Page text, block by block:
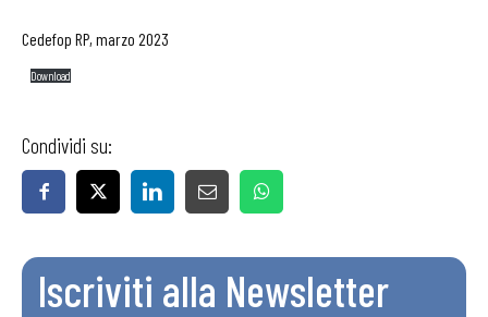
Cedefop RP, marzo 2023
Download
Condividi su:
Iscriviti alla Newsletter